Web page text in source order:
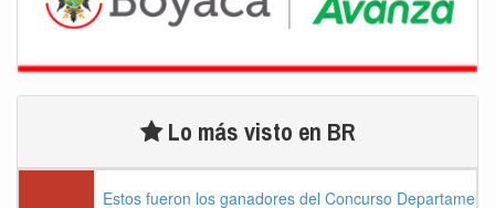
Lo más visto en BR
Estos fueron los ganadores del Concurso